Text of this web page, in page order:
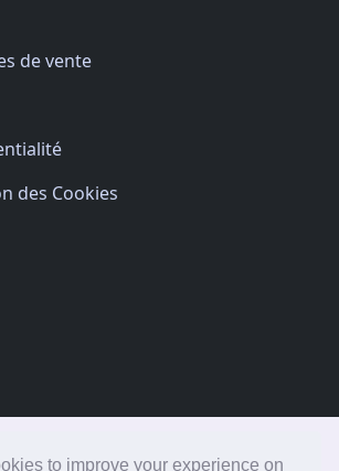
to improve your experience on
de vente
des Cookies